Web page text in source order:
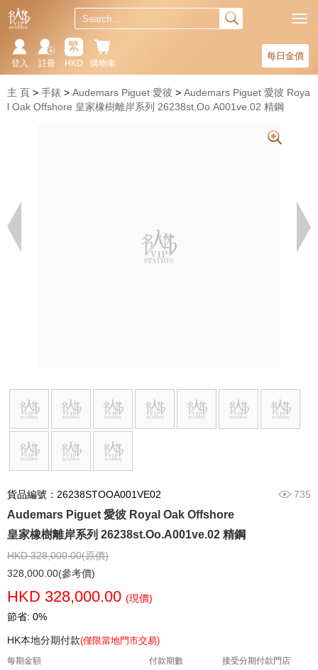
每日金價
購物車
繁
HKD
註冊
登入
主 頁 手錶 Audemars Piguet 愛彼
Audemars Piguet 愛彼 Roya
l Oak Offshore 皇家橡樹離岸系列 26238st.Oo.A001ve.02 精鋼
貨品編號：26238STOOA001VE02 735
Audemars Piguet 愛彼 Royal Oak Offshore
皇家橡樹離岸系列 26238st.Oo.A001ve.02 精鋼
HKD 328,000.00(原價)
328,000.00(參考價)
HKD 328,000.00 (現價)
節省: 0%
HK本地分期付款(僅限當地門市交易)
每期金額 付款期數 接受分期付款門店